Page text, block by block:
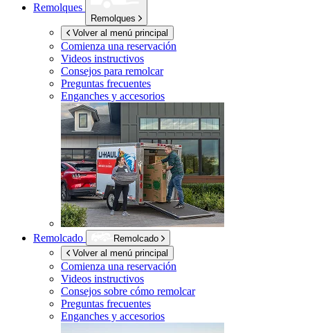
Remolques
Remolques
Volver al menú principal
Comienza una reservación
Videos instructivos
Consejos para remolcar
Preguntas frecuentes
Enganches y accesorios
Remolcado
Remolcado
Volver al menú principal
Comienza una reservación
Videos instructivos
Consejos sobre cómo remolcar
Preguntas frecuentes
Enganches y accesorios